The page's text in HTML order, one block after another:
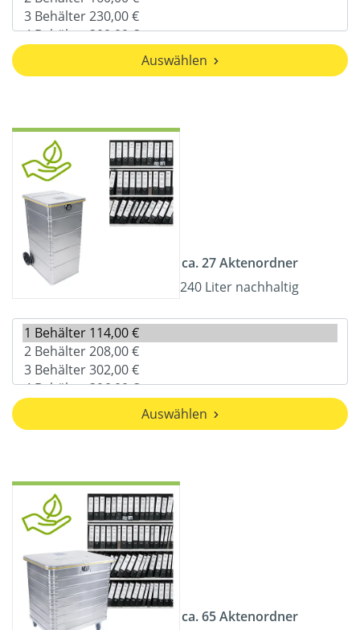
Auswählen
ca. 27 Aktenordner
240 Liter nachhaltig
Auswählen
ca. 65 Aktenordner